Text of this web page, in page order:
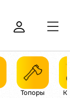
Топоры